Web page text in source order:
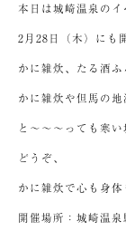
本日は城崎温泉の
2月28日（木）にも
かに雑炊、たる酒
かに雑炊や但馬の
と～～～っても寒
どうぞ、
かに雑炊で心も身
開催場所：城崎温泉